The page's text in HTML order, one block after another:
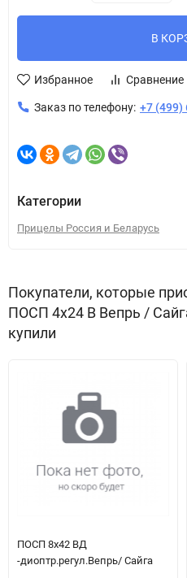
В
Избранное Сравнение
Заказ по телефону: +7 (499)
Категории
Прицелы Россия и Беларусь
Покупатели, которые
ПОСП 4х24 В Вепрь /
купили
ПОСП 8х42 ВД
-диоптр.регул.Вепрь/ Сайга